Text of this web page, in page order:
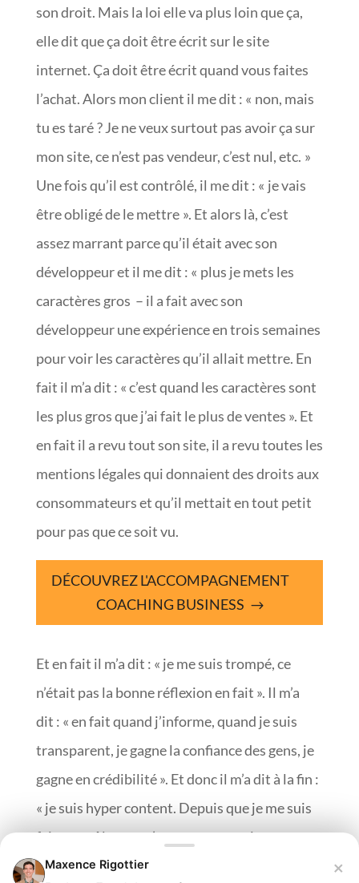
son droit. Mais la loi elle va plus loin que ça,
elle dit que ça doit être écrit sur le site
internet. Ça doit être écrit quand vous faites
l’achat. Alors mon client il me dit : « non, mais
tu es taré ? Je ne veux surtout pas avoir ça sur
mon site, ce n’est pas vendeur, c’est nul, etc. »
Une fois qu’il est contrôlé, il me dit : « je vais
être obligé de le mettre ». Et alors là, c’est
assez marrant parce qu’il était avec son
développeur et il me dit : « plus je mets les
caractères gros – il a fait avec son
développeur une expérience en trois semaines
pour voir les caractères qu’il allait mettre. En
fait il m’a dit : « c’est quand les caractères sont
les plus gros que j’ai fait le plus de ventes ». Et
en fait il a revu tout son site, il a revu toutes les
mentions légales qui donnaient des droits aux
consommateurs et qu’il mettait en tout petit
pour pas que ce soit vu.
DÉCOUVREZ L'ACCOMPAGNEMENT
COACHING BUSINESS
Et en fait il m’a dit : « je me suis trompé, ce
n’était pas la bonne réflexion en fait ». Il m’a
dit : « en fait quand j’informe, quand je suis
transparent, je gagne la confiance des gens, je
gagne en crédibilité ». Et donc il m’a dit à la fin :
« je suis hyper content. Depuis que je me suis
fait contrôler et qu’on a revu mon site
ensemble, j’ai augmenté mon business ». Donc
Maxence Rigottier ×